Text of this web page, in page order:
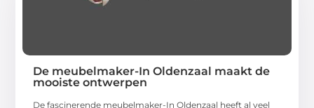
De meubelmaker-In Oldenzaal maakt de
mooiste ontwerpen
De fascinerende meubelmaker-In Oldenzaal heeft al veel